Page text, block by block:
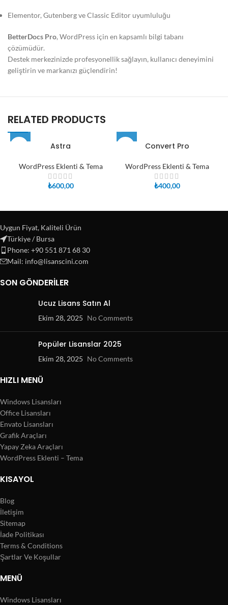
Elementor, Gutenberg ve Classic Editor uyumluluğu
BetterDocs Pro, WordPress için en kapsamlı bilgi tabanı
çözümüdür.
Destek merkezinizde profesyonellik sağlayın, kullanıcı deneyimini
geliştirin ve markanızı güçlendirin!
RELATED PRODUCTS
Astra
WordPress Eklenti & Tema
₺600,00
Convert Pro
WordPress Eklenti & Tema
₺400,00
Uygun Fiyat, Kaliteli Ürün
Türkiye / Bursa
Phone: +90 551 871 68 30
Mail: info@lisanscini.com
SON GÖNDERILER
Ucuz Lisans Satın Al
Ekim 28, 2025 No Comments
Popüler Lisanslar 2025
Ekim 28, 2025 No Comments
HIZLI MENÜ
Windows Lisansları
Office Lisansları
Envato Lisansları
Grafik Araçları
Yapay Zeka Araçları
WordPress Eklenti – Tema
KISAYOL
Blog
İletişim
Sitemap
İade Politikası
Terms & Conditions
Şartlar Ve Koşullar
MENÜ
Windows Lisansları